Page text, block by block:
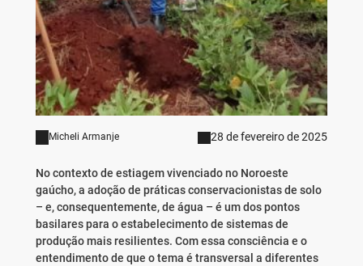
Micheli Armanje 28 de fevereiro de 2025
No contexto de estiagem vivenciado no Noroeste
gaúcho, a adoção de práticas conservacionistas de solo
– e, consequentemente, de água – é um dos pontos
basilares para o estabelecimento de sistemas de
produção mais resilientes. Com essa consciência e o
entendimento de que o tema é transversal a diferentes